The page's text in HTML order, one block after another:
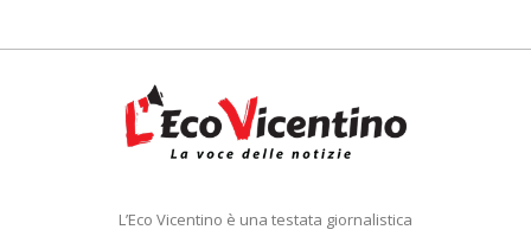
L’Eco Vicentino è una testata giornalistica